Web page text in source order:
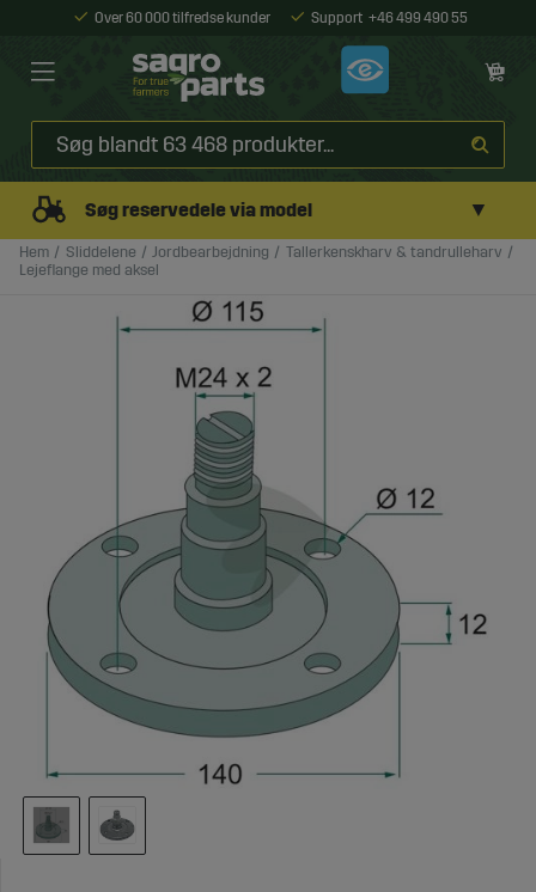
Over 60 000 tilfredse kunder Support +46 499 490 55
Søg reservedele via model ▼
Hem Sliddelene Jordbearbejdning
Tallerkenskharv & tandrulleharv
Lejeflange med aksel